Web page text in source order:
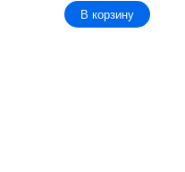
В корзину